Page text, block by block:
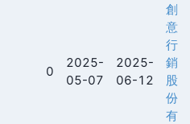
0
2025-
05-07
2025-
06-12
創
意
行
銷
股
份
有